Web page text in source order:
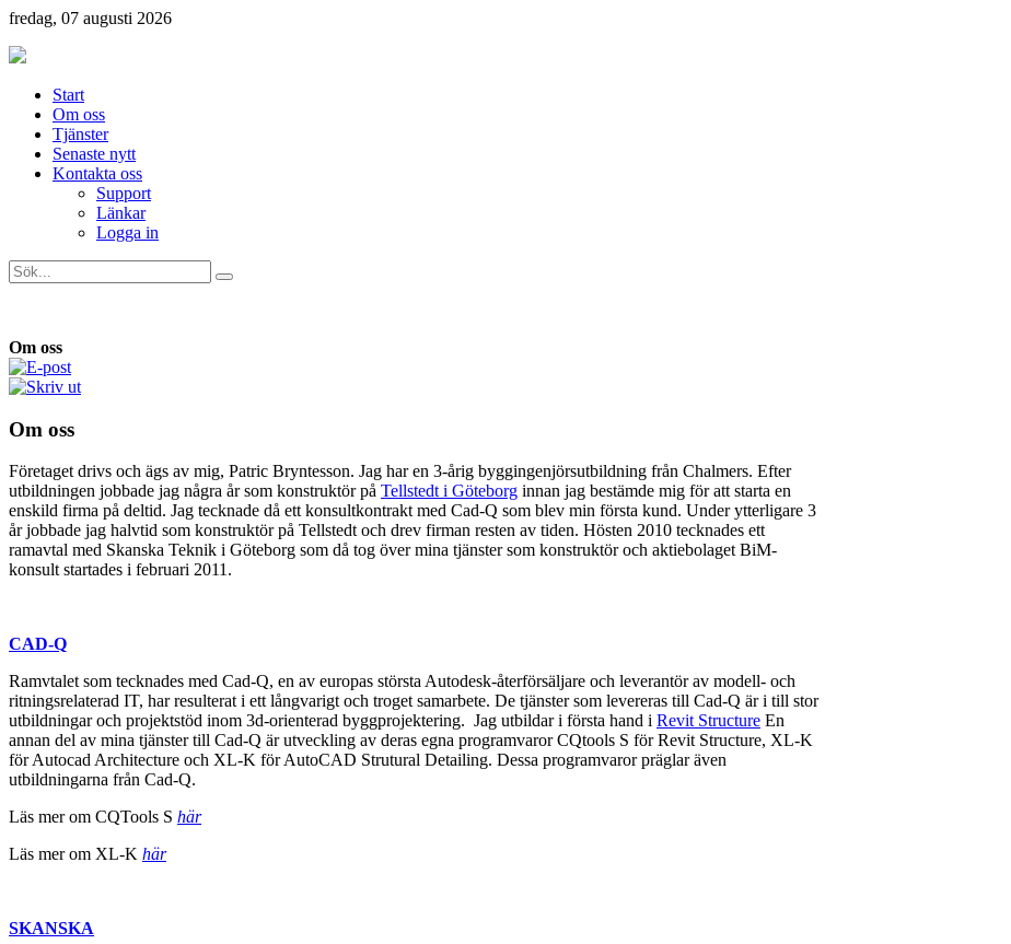
fredag, 07 augusti 2026
Start
Om oss
Tjänster
Senaste nytt
Kontakta oss
Support
Länkar
Logga in
Om oss
Om oss
Företaget drivs och ägs av mig, Patric Bryntesson. Jag har en 3-årig byggingenjörsutbildning från Chalmers. Efter
utbildningen jobbade jag några år som konstruktör på Tellstedt i Göteborg innan jag bestämde mig för att starta en
enskild firma på deltid. Jag tecknade då ett konsultkontrakt med Cad-Q som blev min första kund. Under ytterligare 3
år jobbade jag halvtid som konstruktör på Tellstedt och drev firman resten av tiden. Hösten 2010 tecknades ett
ramavtal med Skanska Teknik i Göteborg som då tog över mina tjänster som konstruktör och aktiebolaget BiM-
konsult startades i februari 2011.
CAD-Q
Ramvtalet som tecknades med Cad-Q, en av europas största Autodesk-återförsäljare och leverantör av modell- och
ritningsrelaterad IT, har resulterat i ett långvarigt och troget samarbete. De tjänster som levereras till Cad-Q är i till stor
utbildningar och projektstöd inom 3d-orienterad byggprojektering. Jag utbildar i första hand i Revit Structure En
annan del av mina tjänster till Cad-Q är utveckling av deras egna programvaror CQtools S för Revit Structure, XL-K
för Autocad Architecture och XL-K för AutoCAD Strutural Detailing. Dessa programvaror präglar även
utbildningarna från Cad-Q.
Läs mer om CQTools S här
Läs mer om XL-K här
SKANSKA